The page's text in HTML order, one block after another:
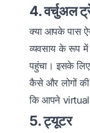
4. वर्चुअल
क्या आपके पास
व्यवसाय के रूप
पहुंचा। इसके
कैसे और लोगों
कि आपने virtual
5. ट्यूटर